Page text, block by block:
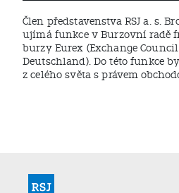
Člen představenstva RSJ a. s.
ujímá funkce v Burzovní radě
burzy Eurex (Exchange
Deutschland). Do této funkce
z celého světa s právem